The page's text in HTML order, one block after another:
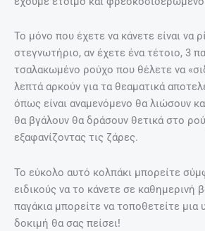
Το μόνο που έχετε να κάνετε είναι να
στεγνωτήριο, αν έχετε ένα τέτοιο, 3
τσαλακωμένο ρούχο που θέλετε να
λεπτά αρκούν για τα θεαματικά
όπως είναι αναμενόμενο θα λιώσουν
θα βγάλουν θα δράσουν θετικά στο
εξαφανίζοντας τις ζάρες.
Το εύκολο αυτό κολπάκι μπορείτε
ειδικούς να το κάνετε σε καθημερινή
παγάκια μπορείτε να τοποθετείτε
δοκιμή θα σας πείσει!